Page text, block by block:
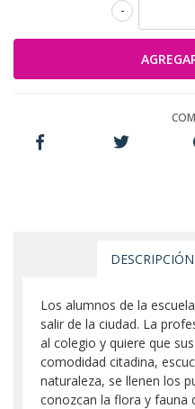
-
DESCRIPCIÓN
Los alumnos de la
salir de la ciudad. La
al colegio y quiere que
comodidad citadina,
naturaleza, se llenen los
conozcan la flora y fauna